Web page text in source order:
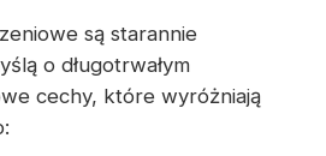
są starannie
o długotrwałym
cechy, które wyróżniają